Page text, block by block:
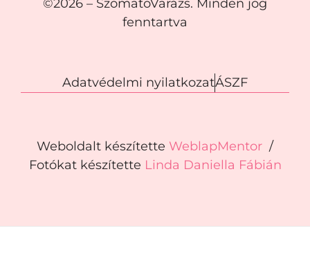
©2026 – SzomatoVarázs. Minden jog
fenntartva
Adatvédelmi nyilatkozatÁSZF
Weboldalt készítette WeblapMentor /
Fotókat készítette Linda Daniella Fábián